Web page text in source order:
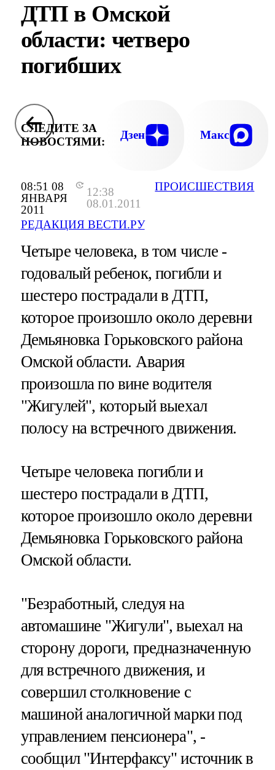
08:51 08
ЯНВАРЯ
2011
12:38
08.01.2011
РЕДАКЦИЯ ВЕСТИ.РУ
ПРОИСШЕСТВИЯ
ДТП в Омской
области: четверо
погибших
СЛЕДИТЕ ЗА
НОВОСТЯМИ:
Дзен Макс
Четыре человека, в том числе -
годовалый ребенок, погибли и
шестеро пострадали в ДТП,
которое произошло около деревни
Демьяновка Горьковского района
Омской области. Авария
произошла по вине водителя
"Жигулей", который выехал
полосу на встречного движения.
Четыре человека погибли и
шестеро пострадали в ДТП,
которое произошло около деревни
Демьяновка Горьковского района
Омской области.
"Безработный, следуя на
автомашине "Жигули", выехал на
сторону дороги, предназначенную
для встречного движения, и
совершил столкновение с
машиной аналогичной марки под
управлением пенсионера", -
сообщил "Интерфаксу" источник в